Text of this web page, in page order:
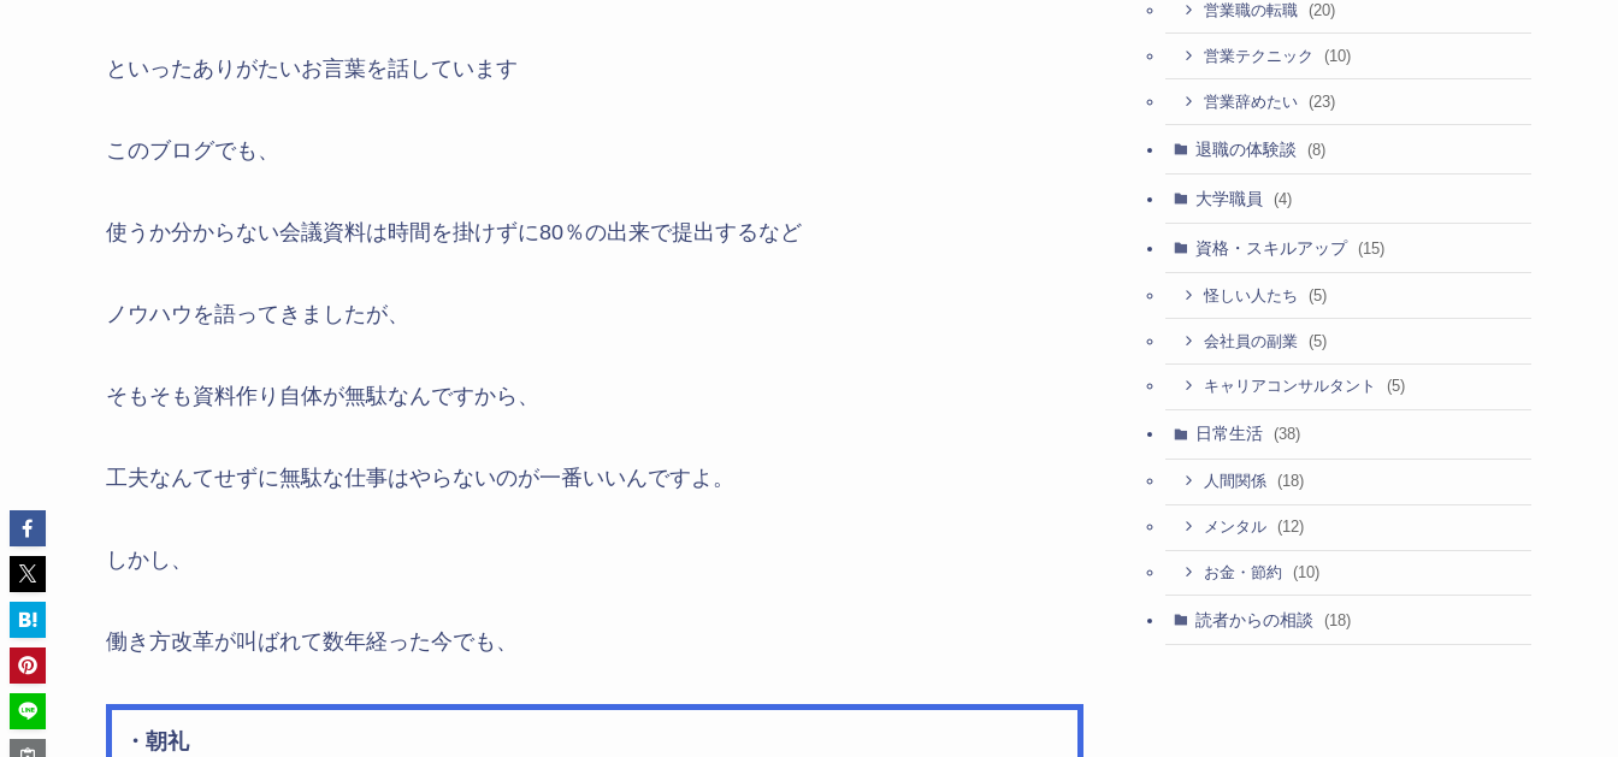
といったありがたいお言葉を話しています
このブログでも、
使うか分からない会議資料は時間を掛けずに80％の出来で提出するなど
ノウハウを語ってきましたが、
そもそも資料作り自体が無駄なんですから、
工夫なんてせずに無駄な仕事はやらないのが一番いいんですよ。
しかし、
働き方改革が叫ばれて数年経った今でも、
・朝礼
営業職の転職 (20)
営業テクニック (10)
営業辞めたい (23)
退職の体験談 (8)
大学職員 (4)
資格・スキルアップ (15)
怪しい人たち (5)
会社員の副業 (5)
キャリアコンサルタント (5)
日常生活 (38)
人間関係 (18)
メンタル (12)
お金・節約 (10)
読者からの相談 (18)